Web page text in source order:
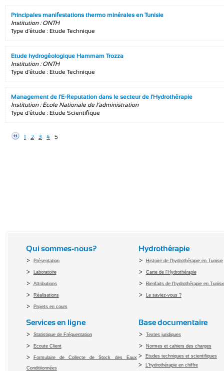
Principales manifestations thermo minérales en Tunisie
Institution : ONTH
Type d'étude : Etude Technique
Etude hydrogéologique Hammam Trozza
Institution : ONTH
Type d'étude : Etude Technique
Management de l'E-Reputation dans le secteur de l'Hydrothérapie
Institution : Ecole Nationale de l'administration
Type d'étude : Etude Scientifique
1 2 3 4 5
Qui sommes-nous?
Présentation
Laboratoire
Attributions
Réalisations
Projets en cours
Hydrothérapie
Histoire de l'hydrothérapie en Tunisie
Carte de l'Hydrothérapie
Bienfaits de l'hydrothérapie en
Le saviez-vous ?
Services en ligne
Statistique de Fréquentation
Ecoute Client
Formulaire de Collecte de Stock des Eaux
Conditiionnées
Base documentaire
Textes juridiques
Normes et cahiers des charges
Etudes techniques et scientifiques
L'hydrothérapie en chiffre